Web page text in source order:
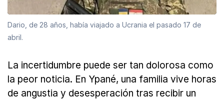
Dario, de 28 años, había viajado a Ucrania el pasado 17 de
abril.
La incertidumbre puede ser tan dolorosa como
la peor noticia. En Ypané, una familia vive horas
de angustia y desesperación tras recibir un